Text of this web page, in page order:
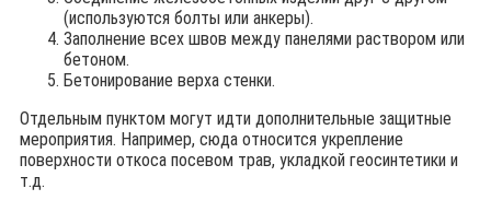
(используются болты или анкеры).
Заполнение всех швов между панелями раствором или
бетоном.
Бетонирование верха стенки.
Отдельным пунктом могут идти дополнительные защитные
мероприятия. Например, сюда относится укрепление
поверхности откоса посевом трав, укладкой геосинтетики и
т.д.